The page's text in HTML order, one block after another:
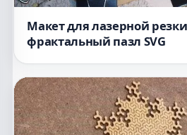
Макет для лазерной
фрактальный пазл SVG